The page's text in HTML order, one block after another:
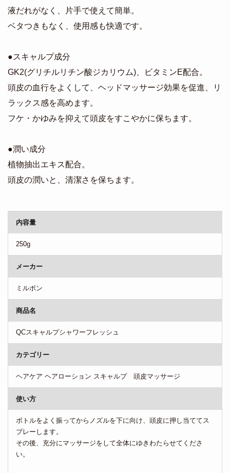
液だれがなく、片手で使えて簡単。
ベタつきもなく、使用感も快適です。
●スキャルプ成分
GK2(グリチルリチン酸ジカリウム)、ビタミンE配合。
頭皮の血行をよくして、ヘッドマッサージ効果を促進、リ
ラックス感を高めます。
フケ・かゆみを抑えて頭皮をすこやかに保ちます。
●潤い成分
植物抽出エキス配合。
頭皮の潤いと、清潔さを保ちます。
内容量
250g
メーカー
ミルボン
商品名
QCスキャルプシャワーフレッシュ
カテゴリー
ヘアケア ヘアローション スキャルプ 頭皮マッサージ
使い方
ボトルをよく振ってからノズルを下に向け、頭皮に押し当ててス
プレーします。
その後、充分にマッサージをして全体にゆきわたらせてくださ
い。